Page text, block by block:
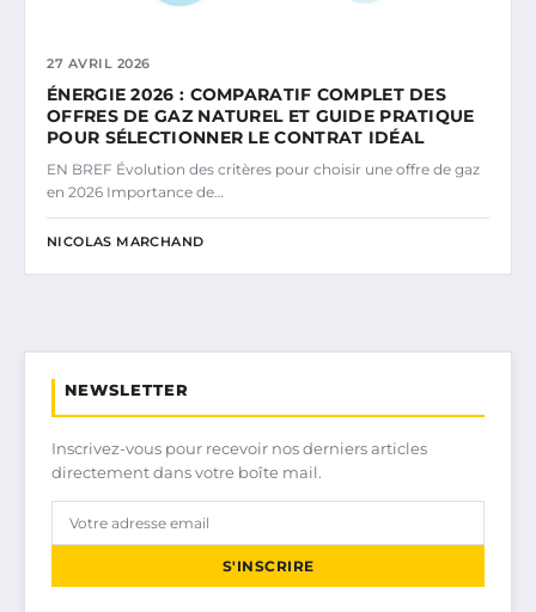
27 AVRIL 2026
ÉNERGIE 2026 : COMPARATIF COMPLET DES
OFFRES DE GAZ NATUREL ET GUIDE PRATIQUE
POUR SÉLECTIONNER LE CONTRAT IDÉAL
EN BREF Évolution des critères pour choisir une offre de gaz
en 2026 Importance de…
NICOLAS MARCHAND
NEWSLETTER
Inscrivez-vous pour recevoir nos derniers articles
directement dans votre boîte mail.
S'INSCRIRE